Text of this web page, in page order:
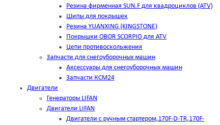
Резина фирменная SUN.F для квадроциклов (АТV)
Шипы для покрышек
Резина YUANXING (KINGSTONE)
Покрышки OBOR SCORPIO для ATV
Цепи противоскольжения
Запчасти для снегоуборочных машин
Аксессуары для снегоуборочных машин
Запчасти КСМ24
Двигатели
Генераторы LIFAN
Двигатели LIFAN
Двигатели с ручным стартером,170F-D-TR,170F-